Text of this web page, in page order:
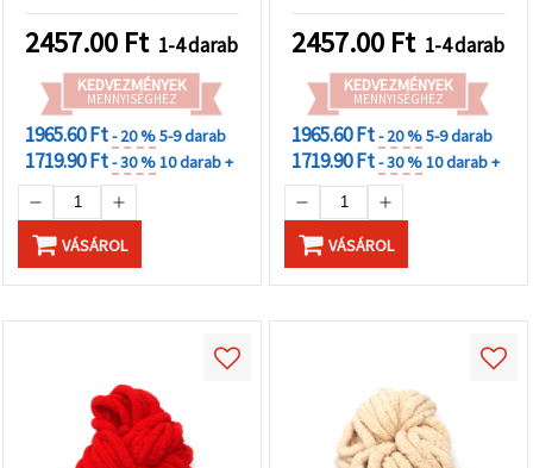
projektekhez
2457.00 Ft 1-4 darab
KEDVEZMÉNYEK
MENNYISÉGHEZ
1965.60 Ft- 20 %5-9 darab
1719.90 Ft- 30 %10 darab +
VÁSÁROL
projektekhez
2457.00 Ft 1-4 darab
KEDVEZMÉNYEK
MENNYISÉGHEZ
1965.60 Ft- 20 %5-9 darab
1719.90 Ft- 30 %10 darab +
VÁSÁROL